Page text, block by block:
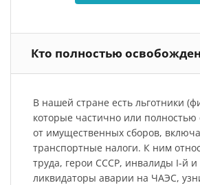
Кто полностью
В нашей стране есть льготники
которые частично или
от имущественных сборов,
транспортные налоги. К ним
труда, герои СССР, инвалиды I-й
ликвидаторы аварии на ЧАЭС,